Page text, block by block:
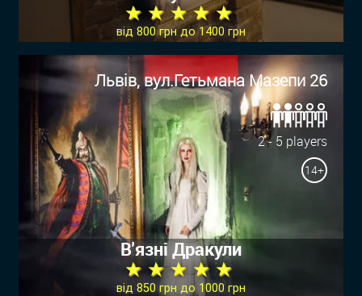
★ ★ ★ ★ ★
від 800 грн до 1400 грн
Львів, вул.Гетьмана Мазепи 26
2 - 5 players
14+
В'язні Дракули
★ ★ ★ ★ ★
від 850 грн до 1000 грн